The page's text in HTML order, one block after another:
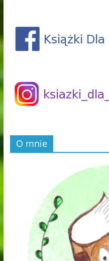
O mnie